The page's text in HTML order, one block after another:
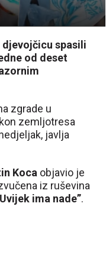
djevojčicu spasili
od deset
zgrade u
zemljotresa
javlja
Koca objavio je
iz ruševina
ima nade”.